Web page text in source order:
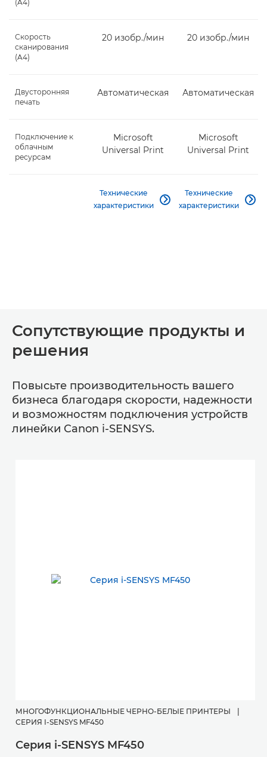
(A4)
Скорость
сканирования
(A4)
20 изобр./мин 20 изобр./мин
Двусторонняя
печать
Автоматическая Автоматическая
Подключение к
облачным
ресурсам
Microsoft
Universal Print
Microsoft
Universal Print
Технические
характеристики

Технические
характеристики

Сопутствующие продукты и
решения
Повысьте производительность вашего
бизнеса благодаря скорости, надежности
и возможностям подключения устройств
линейки Canon i-SENSYS.
МНОГОФУНКЦИОНАЛЬНЫЕ ЧЕРНО-БЕЛЫЕ ПРИНТЕРЫ
СЕРИЯ I-SENSYS MF450
Серия i-SENSYS MF450